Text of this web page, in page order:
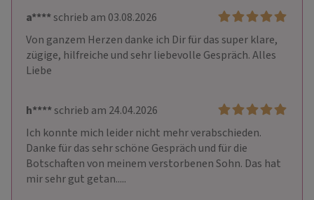
a****schrieb am 03.08.2026
Von ganzem Herzen danke ich Dir für das super klare,
zügige, hilfreiche und sehr liebevolle Gespräch. Alles
Liebe
h****schrieb am 24.04.2026
Ich konnte mich leider nicht mehr verabschieden.
Danke für das sehr schöne Gespräch und für die
Botschaften von meinem verstorbenen Sohn. Das hat
mir sehr gut getan.....